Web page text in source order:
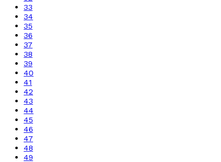
33
34
35
36
37
38
39
40
41
42
43
44
45
46
47
48
49